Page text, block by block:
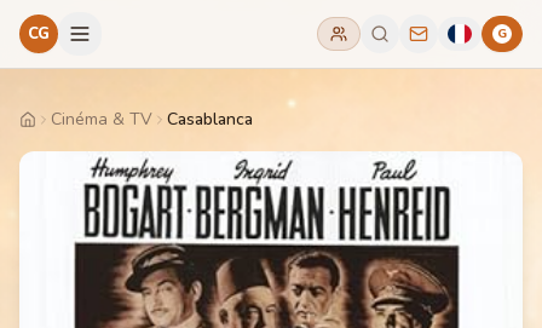
CG G
HomeCinéma & TV Casablanca